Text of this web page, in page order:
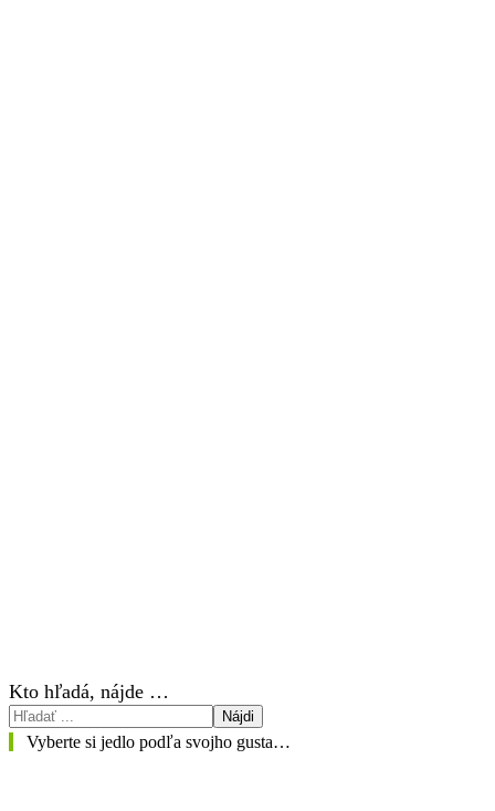
Kto hľadá, nájde …
Nájdi
Vyberte si jedlo podľa svojho gusta…